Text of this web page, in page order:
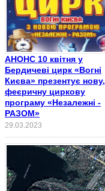
АНОНС 10 квітня у
Бердичеві цирк «Вогні
Києва» презентує нову,
феєричну циркову
програму «Незалежні -
РАЗОМ»
29.03.2023